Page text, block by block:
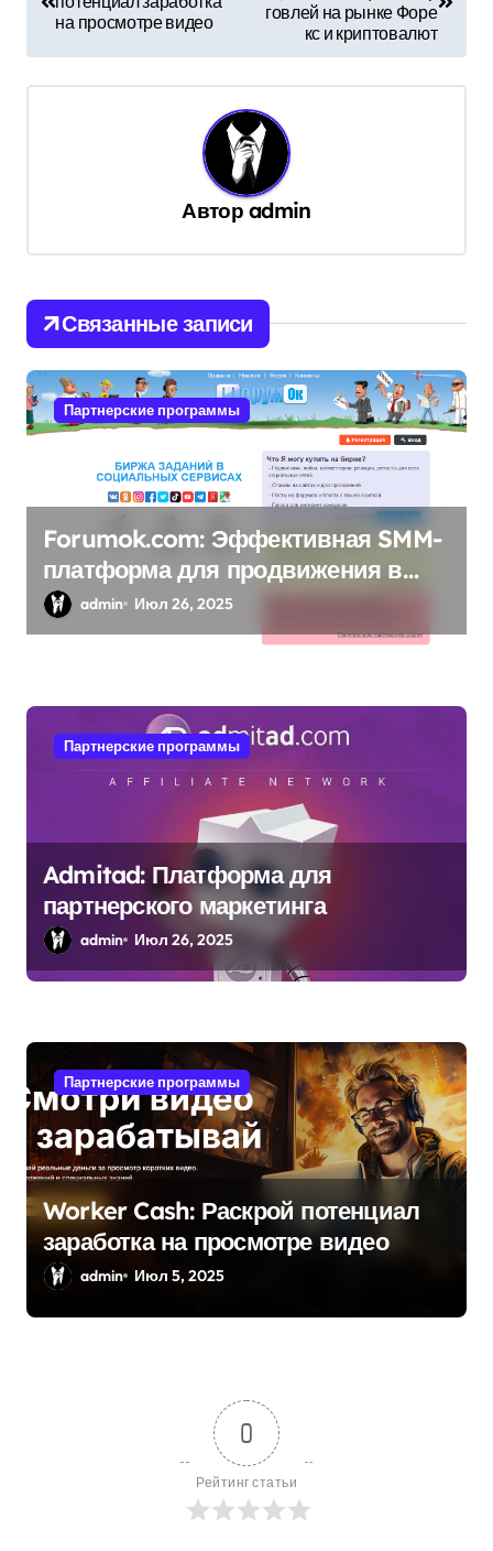
на просмотре видео
говлей на рынке Форе
кс и криптовалют
Авторadmin
Связанные записи
Партнерские программы
Forumok.com: Эффективная SMM-
платформа для продвижения в
социальных сетях
admin Июл 26, 2025
Партнерские программы
Admitad: Платформа для
партнерского маркетинга
admin Июл 26, 2025
Партнерские программы
Worker Cash: Раскрой потенциал
заработка на просмотре видео
admin Июл 5, 2025
0
Рейтинг статьи